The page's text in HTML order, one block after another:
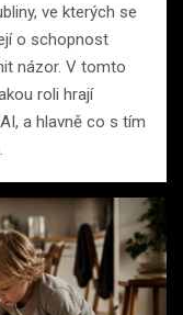
ve kterých se
o schopnost
názor. V tomto
roli hrají
a hlavně co s tím